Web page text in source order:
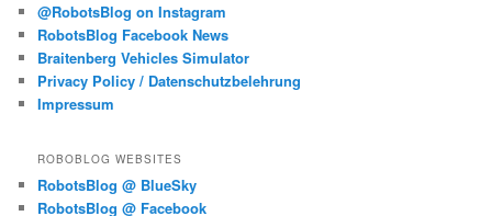
@RobotsBlog on Instagram
RobotsBlog Facebook News
Braitenberg Vehicles Simulator
Privacy Policy / Datenschutzbelehrung
Impressum
ROBOBLOG WEBSITES
RobotsBlog @ BlueSky
RobotsBlog @ Facebook